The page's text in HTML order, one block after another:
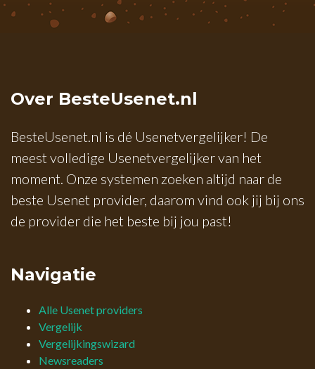
Over BesteUsenet.nl
BesteUsenet.nl is dé Usenetvergelijker! De
meest volledige Usenetvergelijker van het
moment. Onze systemen zoeken altijd naar de
beste Usenet provider, daarom vind ook jij bij ons
de provider die het beste bij jou past!
Navigatie
Alle Usenet providers
Vergelijk
Vergelijkingswizard
Newsreaders